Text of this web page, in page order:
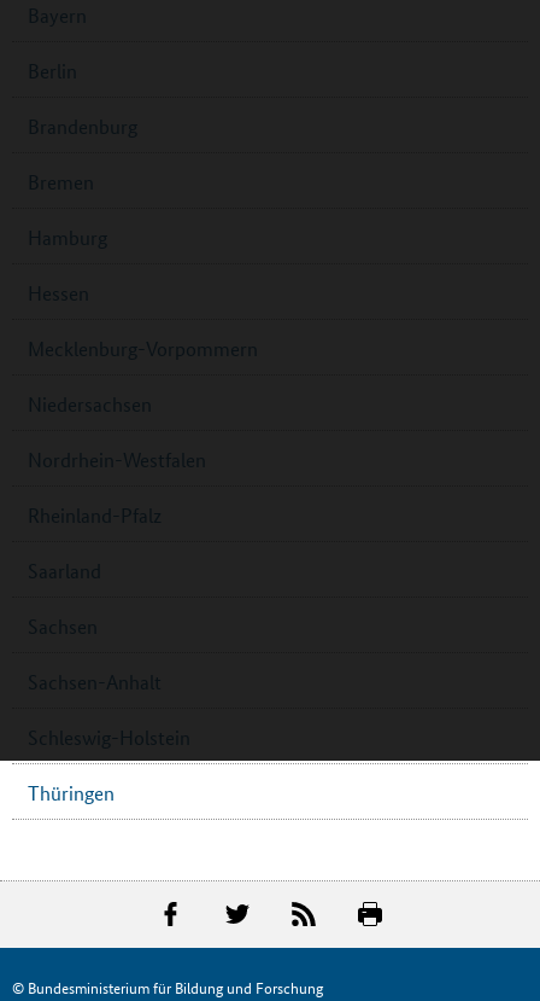
Bayern
Berlin
Brandenburg
Bremen
Hamburg
Hessen
Mecklenburg-Vorpommern
Niedersachsen
Nordrhein-Westfalen
Rheinland-Pfalz
Saarland
Sachsen
Sachsen-Anhalt
Schleswig-Holstein
Thüringen
© Bundesministerium für Bildung und Forschung